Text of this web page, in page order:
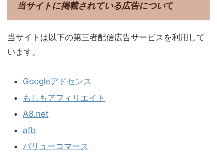
当サイトに掲載されている広告について
当サイトは以下の第三者配信広告サービスを利用して
います。
Googleアドセンス
もしもアフィリエイト
A8.net
afb
バリューコマース